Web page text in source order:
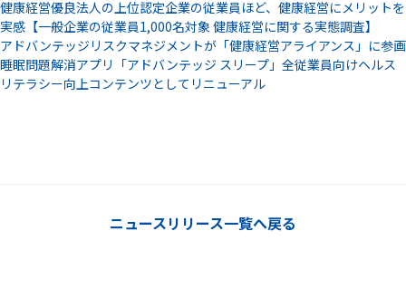
健康経営優良法人の上位認定企業の従業員ほど、健康経営にメリットを
実感【一般企業の従業員1,000名対象 健康経営に関する実態調査】
アドバンテッジリスクマネジメントが「健康経営アライアンス」に参画
睡眠問題解消アプリ「アドバンテッジ スリープ」全従業員向けヘルス
リテラシー向上コンテンツとしてリニューアル
ニュースリリース一覧へ戻る